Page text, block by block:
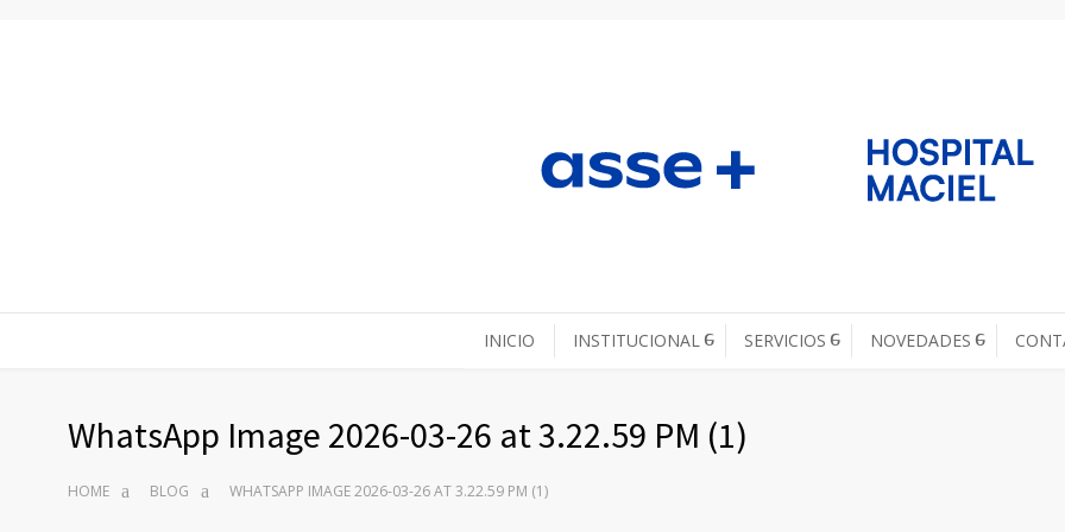
INICIO INSTITUCIONAL SERVICIOS NOVEDADES
WhatsApp Image 2026-03-26 at 3.22.59 PM (1)
HOME BLOG WHATSAPP IMAGE 2026-03-26 AT 3.22.59 PM (1)